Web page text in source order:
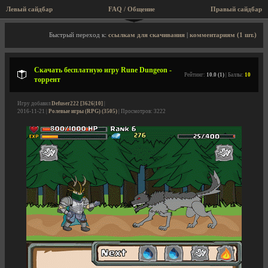
Левый сайдбар Правый сайдбар
FAQ / Общение
Описание игры, торрент, скриншоты, видео
Быстрый переход к: ссылкам для скачивания комментариям (1 шт.)
Скачать бесплатную игру Rune Dungeon -
торрент
Рейтинг: 10.0 (1) | Баллы: 10
Игру добавил Defuser222 [3626|10]
2016-11-21 | Ролевые игры (RPG) (3505) | Просмотров: 3222